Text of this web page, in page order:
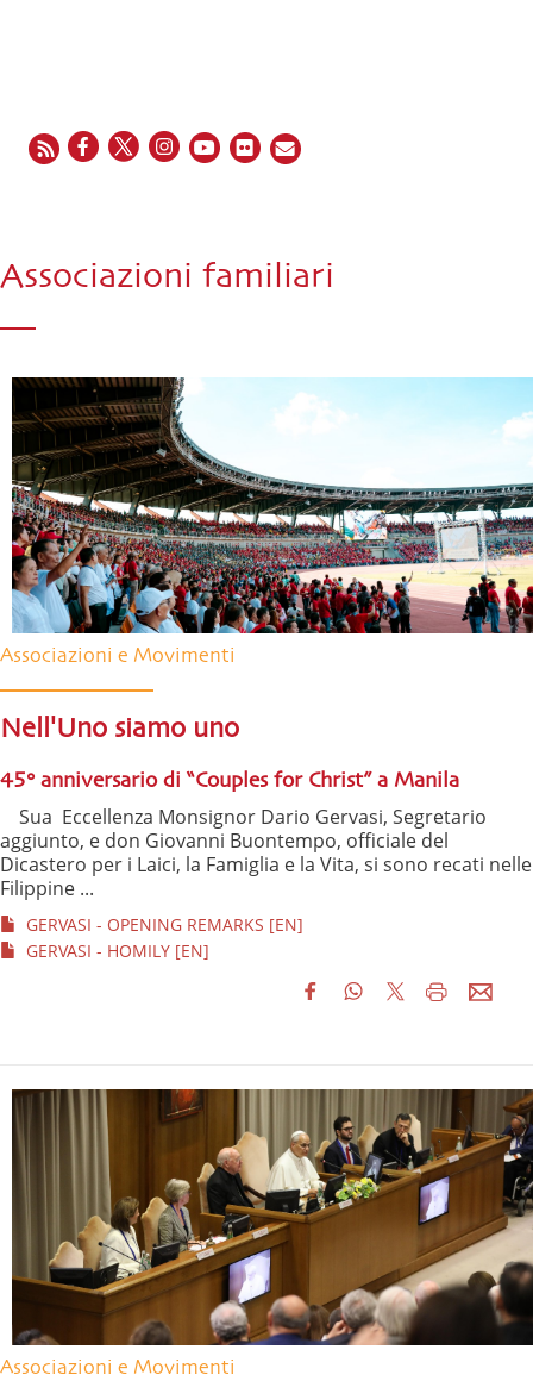
Associazioni familiari
Associazioni e Movimenti
Nell'Uno siamo uno
45° anniversario di “Couples for Christ” a Manila
Sua Eccellenza Monsignor Dario Gervasi, Segretario
aggiunto, e don Giovanni Buontempo, officiale del
Dicastero per i Laici, la Famiglia e la Vita, si sono recati nelle
Filippine ...
GERVASI - OPENING REMARKS [EN]
GERVASI - HOMILY [EN]
Associazioni e Movimenti